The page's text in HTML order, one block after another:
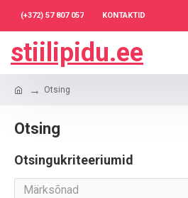
(+372) 57 807 057 KONTAKTID
stiilipidu.ee
Otsing
Otsing
Otsingukriteeriumid